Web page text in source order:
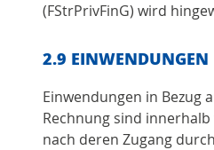
(FStrPrivFinG) wird
2.9 EINWENDUNGEN
Einwendungen in Bezug
Rechnung sind innerhalb
nach deren Zugang